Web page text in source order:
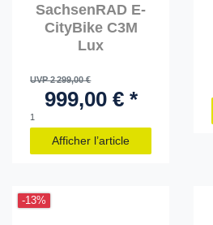
SachsenRAD E-
CityBike C3M
Lux
UVP 2 299,00 €
999,00 € *
1
Afficher l’article
-13%